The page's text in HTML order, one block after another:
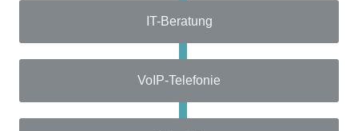
IT-Beratung
VoIP-Telefonie